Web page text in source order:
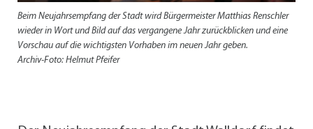
Beim Neujahrsempfang der Stadt wird Bürgermeister Matthias Renschler
wieder in Wort und Bild auf das vergangene Jahr zurückblicken und eine
Vorschau auf die wichtigsten Vorhaben im neuen Jahr geben.
Archiv-Foto: Helmut Pfeifer